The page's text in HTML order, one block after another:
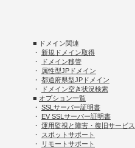
■ ドメイン関連
・ 新規ドメイン取得
・
ドメイン移管
・
属性型JPドメイン
・ 都道府県型JPドメイン
・
ドメイン空き状況検索
■ オプション一覧
・ SSLサーバー証明書
・ EV SSLサーバー証明書
・ 運用監視と障害・復旧サービス
・ スポットサポート
・
リモートサポート